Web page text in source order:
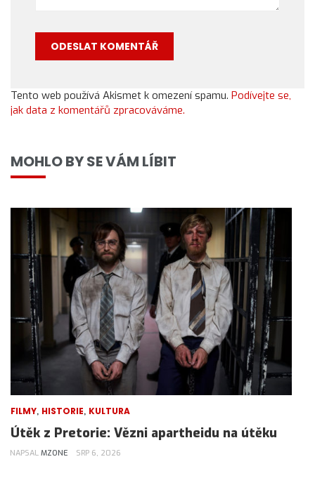
Tento web používá Akismet k omezení spamu. Podívejte se,
jak data z komentářů zpracováváme.
MOHLO BY SE VÁM LÍBIT
FILMY, HISTORIE, KULTURA
Útěk z Pretorie: Vězni apartheidu na útěku
NAPSAL MZONE SRP 6, 2026